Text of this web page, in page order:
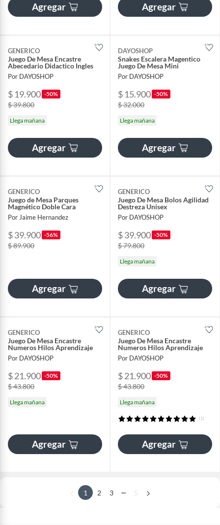
Agregar Agregar
GENERICO
Juego De Mesa Encastre
Abecedario Didactico Ingles
Por DAYOSHOP
$ 19.900 -50%
$ 39.800
Llega mañana
Agregar
DAYOSHOP
Snakes Escalera Magentico
Juego De Mesa Mini
Por DAYOSHOP
$ 15.900 -50%
$ 32.000
Llega mañana
Agregar
GENERICO
Juego de Mesa Parques
Magnético Doble Cara
Por Jaime Hernandez
$ 39.900 -56%
$ 89.900
Agregar
GENERICO
Juego De Mesa Bolos Agilidad
Destreza Unisex
Por DAYOSHOP
$ 39.900 -50%
$ 79.800
Llega mañana
Agregar
GENERICO
Juego De Mesa Encastre
Numeros Hilos Aprendizaje
Por DAYOSHOP
$ 21.900 -50%
$ 43.800
Llega mañana
Agregar
GENERICO
Juego De Mesa Encastre
Numeros Hilos Aprendizaje
Por DAYOSHOP
$ 21.900 -50%
$ 43.800
Llega mañana
(1)
Agregar
1 2 3 ... 5